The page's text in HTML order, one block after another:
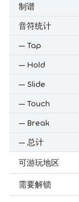
制谱
音符统计
— Tap
— Hold
— Slide
— Touch
— Break
— 总计
可游玩地区
需要解锁